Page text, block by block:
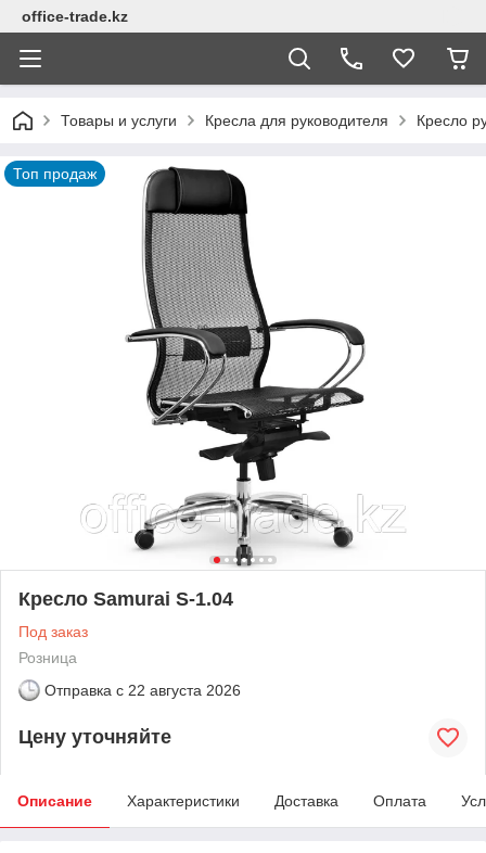
office-trade.kz
Товары и услуги Кресла для руководителя Кресло
Топ продаж
Кресло Samurai S-1.04
Под заказ
Розница
Отправка с 22 августа 2026
Цену уточняйте
Описание Характеристики Доставка Оплата